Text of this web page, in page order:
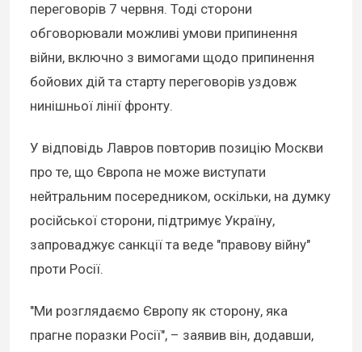
переговорів 7 червня. Тоді сторони
обговорювали можливі умови припинення
війни, включно з вимогами щодо припинення
бойових дій та старту переговорів уздовж
нинішньої лінії фронту.
У відповідь Лавров повторив позицію Москви
про те, що Європа не може виступати
нейтральним посередником, оскільки, на думку
російської сторони, підтримує Україну,
запроваджує санкції та веде "правову війну"
проти Росії.
"Ми розглядаємо Європу як сторону, яка
прагне поразки Росії", – заявив він, додавши,